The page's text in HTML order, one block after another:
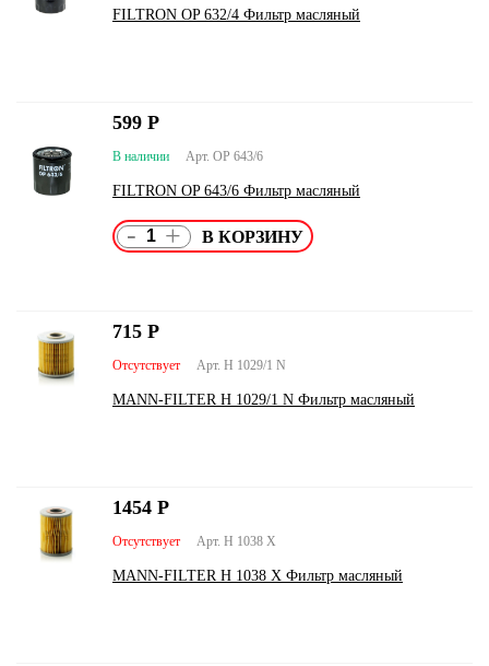
FILTRON OP 632/4 Фильтр масляный
Арт. OP 643/6
В наличии
FILTRON OP 643/6 Фильтр масляный
599 Р
- +
Арт. H 1029/1 N
Отсутствует
MANN-FILTER H 1029/1 N Фильтр масляный
715 Р
Арт. H 1038 X
Отсутствует
MANN-FILTER H 1038 X Фильтр масляный
1454 Р